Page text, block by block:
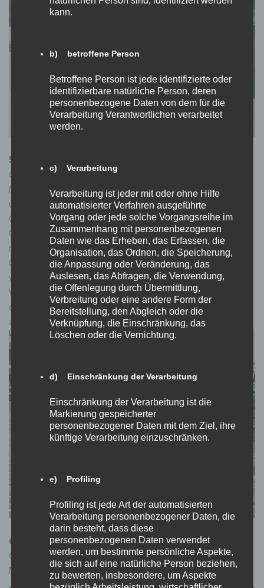
5. Mädchenzentrum Klagenfurt zeigt Zivilcourage
© Mädchenzentrum Klagenfurt Aktiv und engagiert tritt das
Mädchenzentrum Klagenfurt gegen Gewalt an Mädchen*
und Frauen*an. GF Mag.a Christine Erlach: „Sexismus und
Gewalt an Mädchen* und Frauen* findet mitten in der
Gesellschaft statt – es geht uns alle an! Deshalb gehen wir
mit dem Projekt in den Alltag der Menschen und suchen das
Gespräch. Nur wenn wir alle gemeinsam nicht mehr
wegschauen, sexistische und frauenverachtende
Wortmeldungen boykottieren und Mädchen* und Frauen*,
die bedrängt werden, zivilcouragiert unterstützen, kann sich
auch nachhaltig was ändern.“
6. Mädchenzentrum Klagenfurt informiert mit Fakten
© Mädchenzentrum Klagenfurt Fakten sagen mehr – das
Mädchenzentrum informiert u.a. mit einem Straßen-Quiz
kann.
b) betroffene Person
Betroffene Person ist jede identifizierte oder
identifizierbare natürliche Person, deren
personenbezogene Daten von dem für die
Verarbeitung Verantwortlichen verarbeitet
werden.
c) Verarbeitung
Verarbeitung ist jeder mit oder ohne Hilfe
automatisierter Verfahren ausgeführte
Vorgang oder jede solche Vorgangsreihe im
Zusammenhang mit personenbezogenen
Daten wie das Erheben, das Erfassen, die
Organisation, das Ordnen, die Speicherung,
die Anpassung oder Veränderung, das
Auslesen, das Abfragen, die Verwendung,
die Offenlegung durch Übermittlung,
Verbreitung oder eine andere Form der
Bereitstellung, den Abgleich oder die
Verknüpfung, die Einschränkung, das
Löschen oder die Vernichtung.
d) Einschränkung der Verarbeitung
Einschränkung der Verarbeitung ist die
Markierung gespeicherter
personenbezogener Daten mit dem Ziel, ihre
künftige Verarbeitung einzuschränken.
e) Profiling
Profiling ist jede Art der automatisierten
Verarbeitung personenbezogener Daten, die
darin besteht, dass diese
personenbezogenen Daten verwendet
werden, um bestimmte persönliche Aspekte,
die sich auf eine natürliche Person beziehen,
zu bewerten, insbesondere, um Aspekte